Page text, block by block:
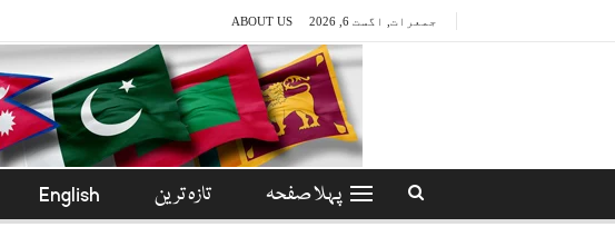
جمعرات, اگست 6, 2026 ABOUT US
پہلا صفحہ تازہ ترین English